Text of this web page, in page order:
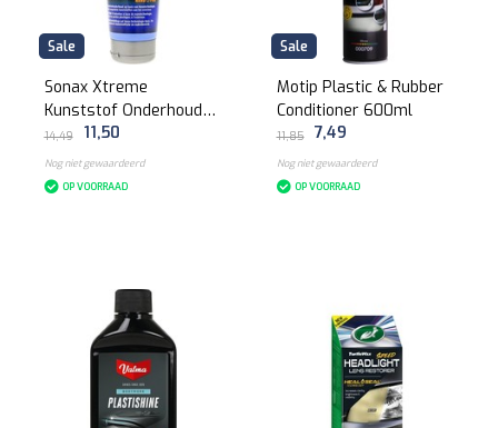
Sale
Sonax Xtreme
Kunststof Onderhoud
Gel 250ml
14,49 11,50
Nog niet gewaardeerd
OP VOORRAAD
Sale
Motip Plastic & Rubber
Conditioner 600ml
11,85 7,49
Nog niet gewaardeerd
OP VOORRAAD